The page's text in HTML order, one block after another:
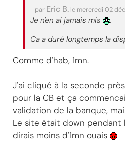
par Eric B. le mercredi 02
Je n'en ai jamais mis
.
Ca a duré longtemps la
Comme d'hab, 1mn.
J'ai cliqué à la seconde
pour la CB et ça
validation de la banque,
Le site était down pendant
dirais moins d'1mn ouais